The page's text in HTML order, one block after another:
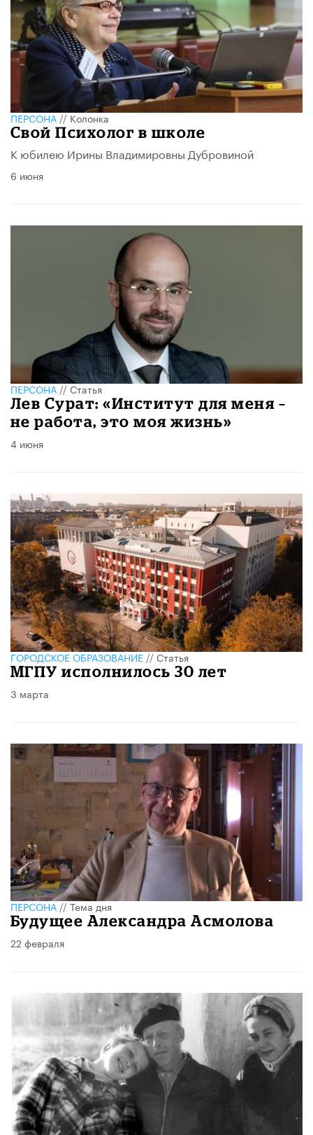
ПЕРСОНА//Колонка
Свой Психолог в школе
К юбилею Ирины Владимировны Дубровиной
6 июня
ПЕРСОНА//Статья
Лев Сурат: «Институт для меня –
не работа, это моя жизнь»
4 июня
ГОРОДСКОЕ ОБРАЗОВАНИЕ//Статья
МГПУ исполнилось 30 лет
3 марта
ПЕРСОНА//Тема дня
Будущее Александра Асмолова
22 февраля